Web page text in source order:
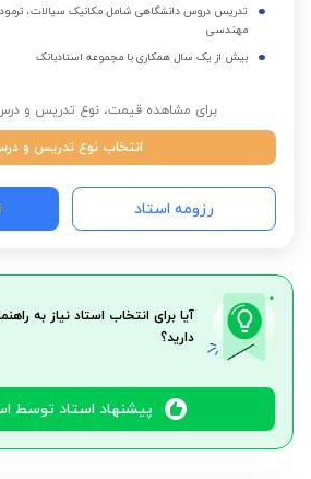
تدریس دروس دانشگاهی شامل مکانیک سیالات،
مهندسی
بیش از یک سال همکاری با مجموعه استادبانک
برای مشاهده قیمت، نوع تدریس و درس
انتخاب نوع تدریس و
رزومه استاد
آیا برای انتخاب استاد نیاز به
دارید؟
پیشنهاد استاد توسط